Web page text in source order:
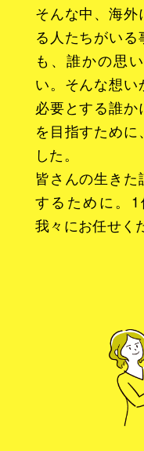
そんな中、海
る人たちがい
も、誰かの思
い。そんな想い
必要とする誰
を目指すため
した。
皆さんの生き
するために。
我々にお任せく